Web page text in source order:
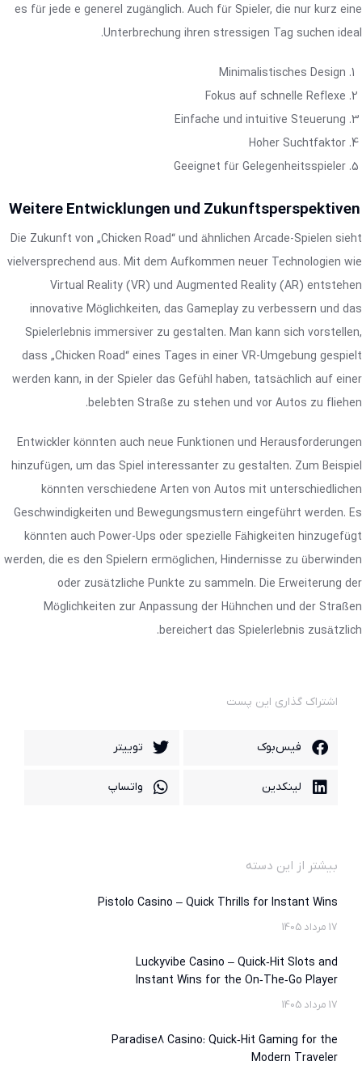
es für jede e generel zugänglich. Auch für Spieler, die nur kurz eine
Unterbrechung ihren stressigen Tag suchen ideal.
Minimalistisches Design
Fokus auf schnelle Reflexe
Einfache und intuitive Steuerung
Hoher Suchtfaktor
Geeignet für Gelegenheitsspieler
Weitere Entwicklungen und Zukunftsperspektiven
Die Zukunft von „Chicken Road“ und ähnlichen Arcade-Spielen sieht
vielversprechend aus. Mit dem Aufkommen neuer Technologien wie
Virtual Reality (VR) und Augmented Reality (AR) entstehen
innovative Möglichkeiten, das Gameplay zu verbessern und das
Spielerlebnis immersiver zu gestalten. Man kann sich vorstellen,
dass „Chicken Road“ eines Tages in einer VR-Umgebung gespielt
werden kann, in der Spieler das Gefühl haben, tatsächlich auf einer
belebten Straße zu stehen und vor Autos zu fliehen.
Entwickler könnten auch neue Funktionen und Herausforderungen
hinzufügen, um das Spiel interessanter zu gestalten. Zum Beispiel
könnten verschiedene Arten von Autos mit unterschiedlichen
Geschwindigkeiten und Bewegungsmustern eingeführt werden. Es
könnten auch Power-Ups oder spezielle Fähigkeiten hinzugefügt
werden, die es den Spielern ermöglichen, Hindernisse zu überwinden
oder zusätzliche Punkte zu sammeln. Die Erweiterung der
Möglichkeiten zur Anpassung der Hühnchen und der Straßen
bereichert das Spielerlebnis zusätzlich.
اشتراک گذاری این پست
فیس‌بوک توییتر
لینکدین واتساپ
بیشتر از این دسته
Pistolo Casino – Quick Thrills for Instant Wins
17 مرداد 1405
Luckyvibe Casino – Quick‑Hit Slots and
Instant Wins for the On‑The‑Go Player
17 مرداد 1405
Paradise8 Casino: Quick‑Hit Gaming for the
Modern Traveler